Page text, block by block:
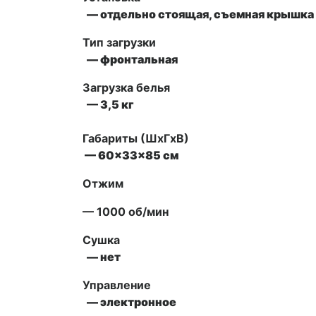
— отдельно стоящая, съемная крышка
Тип загрузки
— фронтальная
Загрузка белья
— 3,5 кг
Габариты (ШxГxВ)
— 60x33x85 см
Отжим
— 1000 об/мин
Сушка
— нет
Управление
— электронное